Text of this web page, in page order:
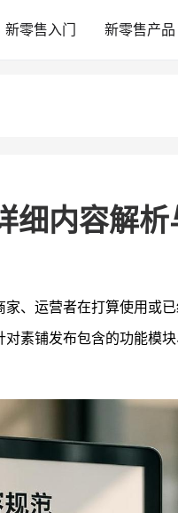
新零售入门 新零售产品
细内容解
家、运营者在打算使用或
素铺发布包含的功能模